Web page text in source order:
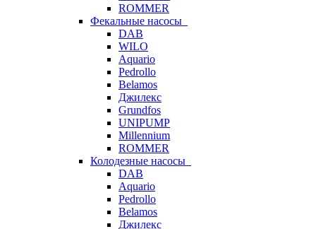
ROMMER
Фекальные насосы
DAB
WILO
Aquario
Pedrollo
Belamos
Джилекс
Grundfos
UNIPUMP
Millennium
ROMMER
Колодезные насосы
DAB
Aquario
Pedrollo
Belamos
Джилекс